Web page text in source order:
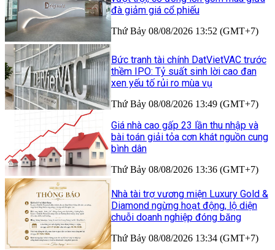
đà giảm giá cổ phiếu
Thứ Bảy 08/08/2026 13:52 (GMT+7)
Bức tranh tài chính DatVietVAC trước
thềm IPO: Tỷ suất sinh lời cao đan
xen yếu tố rủi ro mùa vụ
Thứ Bảy 08/08/2026 13:49 (GMT+7)
Giá nhà cao gấp 23 lần thu nhập và
bài toán giải tỏa cơn khát nguồn cung
bình dân
Thứ Bảy 08/08/2026 13:36 (GMT+7)
Nhà tài trợ vương miện Luxury Gold &
Diamond ngừng hoạt động, lộ diện
chuỗi doanh nghiệp đóng băng
Thứ Bảy 08/08/2026 13:34 (GMT+7)